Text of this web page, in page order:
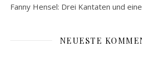
Fanny Hensel: Drei Kantaten und
NEUESTE